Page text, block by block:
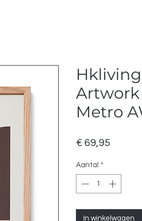
Artwork
Metro
€ 69,95
Aantal *
In winkelwagen